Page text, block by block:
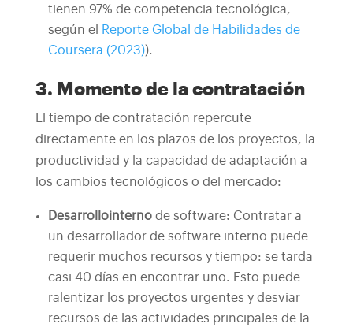
tienen 97% de competencia tecnológica,
según el
Reporte Global de Habilidades de
Coursera (2023)).
3. Momento de la contratación
El tiempo de contratación repercute
directamente en los plazos de los proyectos, la
productividad y la capacidad de adaptación a
los cambios tecnológicos o del mercado:
Desarrollointernode software: Contratar a
un desarrollador de software interno puede
requerir muchos recursos y tiempo: se tarda
casi 40 días en encontrar uno. Esto puede
ralentizar los proyectos urgentes y desviar
recursos de las actividades principales de la